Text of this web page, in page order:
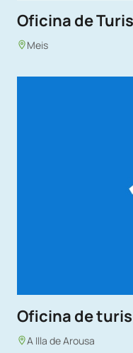
Oficina de
Meis
Oficina de
A Illa de Arousa